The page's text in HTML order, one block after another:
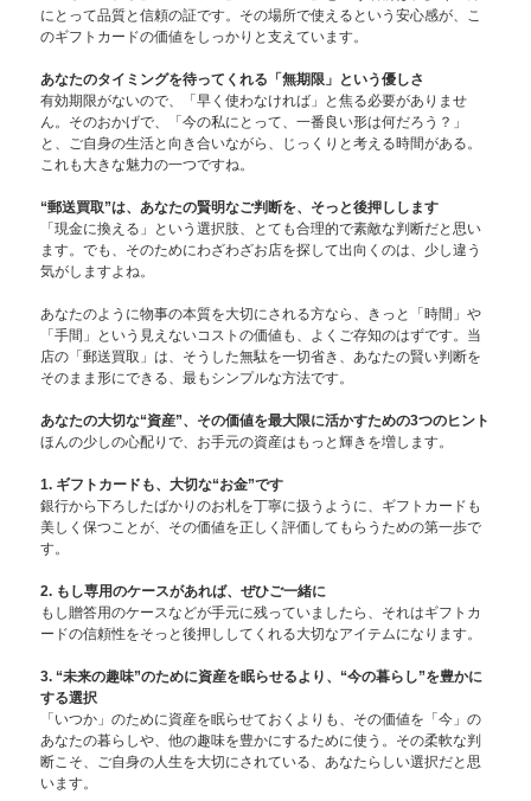
にとって品質と信頼の証です。その場所で使えるという安心感が、こ
のギフトカードの価値をしっかりと支えています。
あなたのタイミングを待ってくれる「無期限」という優しさ
有効期限がないので、「早く使わなければ」と焦る必要がありませ
ん。そのおかげで、「今の私にとって、一番良い形は何だろう？」
と、ご自身の生活と向き合いながら、じっくりと考える時間がある。
これも大きな魅力の一つですね。
“郵送買取”は、あなたの賢明なご判断を、そっと後押しします
「現金に換える」という選択肢、とても合理的で素敵な判断だと思い
ます。でも、そのためにわざわざお店を探して出向くのは、少し違う
気がしますよね。
あなたのように物事の本質を大切にされる方なら、きっと「時間」や
「手間」という見えないコストの価値も、よくご存知のはずです。当
店の「郵送買取」は、そうした無駄を一切省き、あなたの賢い判断を
そのまま形にできる、最もシンプルな方法です。
あなたの大切な“資産”、その価値を最大限に活かすための3つのヒント
ほんの少しの心配りで、お手元の資産はもっと輝きを増します。
1. ギフトカードも、大切な“お金”です
銀行から下ろしたばかりのお札を丁寧に扱うように、ギフトカードも
美しく保つことが、その価値を正しく評価してもらうための第一歩で
す。
2. もし専用のケースがあれば、ぜひご一緒に
もし贈答用のケースなどが手元に残っていましたら、それはギフトカ
ードの信頼性をそっと後押ししてくれる大切なアイテムになります。
3. “未来の趣味”のために資産を眠らせるより、“今の暮らし”を豊かに
する選択
「いつか」のために資産を眠らせておくよりも、その価値を「今」の
あなたの暮らしや、他の趣味を豊かにするために使う。その柔軟な判
断こそ、ご自身の人生を大切にされている、あなたらしい選択だと思
います。